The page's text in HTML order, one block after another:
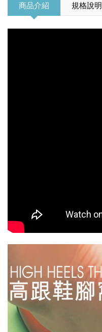
商品介紹 規格說明